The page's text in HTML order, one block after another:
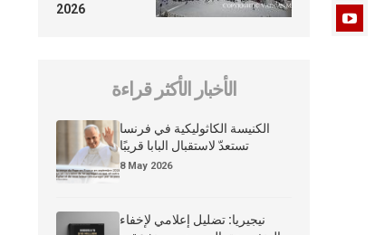
2026
الأخبار الأكثر قراءة
الكنيسة الكاثوليكية في فرنسا
تستعدّ لاستقبال البابا قريبًا
8 May 2026
نيجيريا: تضليل إعلامي لإخفاء